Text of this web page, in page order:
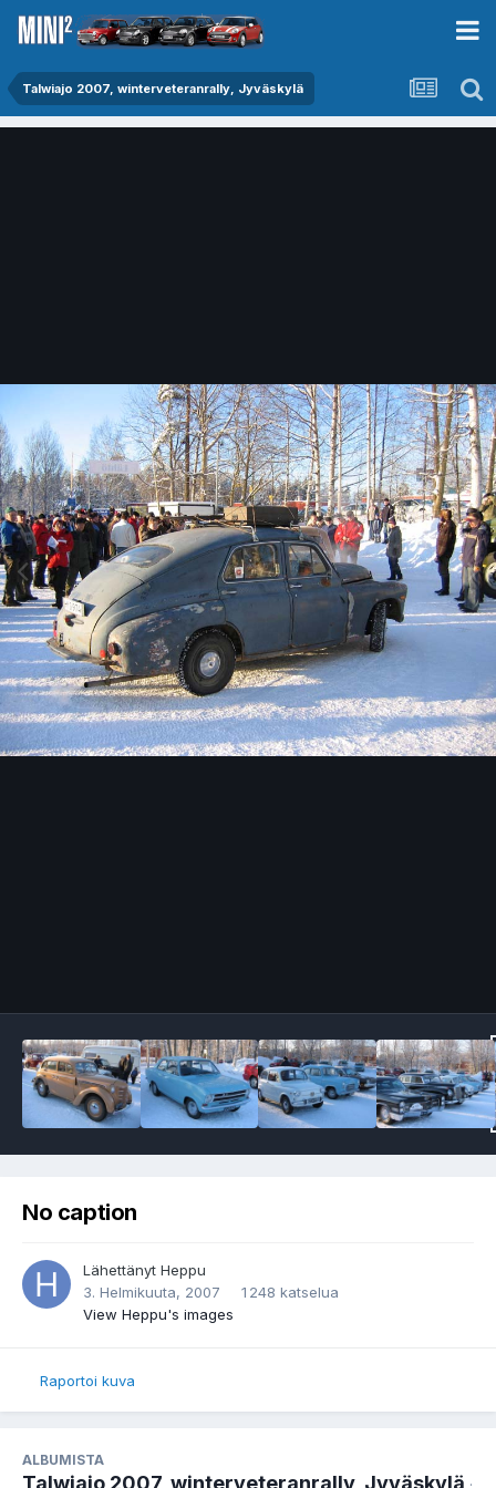
Talwiajo 2007, winterveteranrally, Jyväskylä
No caption
Lähettänyt Heppu
3. Helmikuuta, 2007
1 248 katselua
View Heppu's images
Raportoi kuva
ALBUMISTA
Talwiajo 2007, winterveteranrally, Jyväskylä